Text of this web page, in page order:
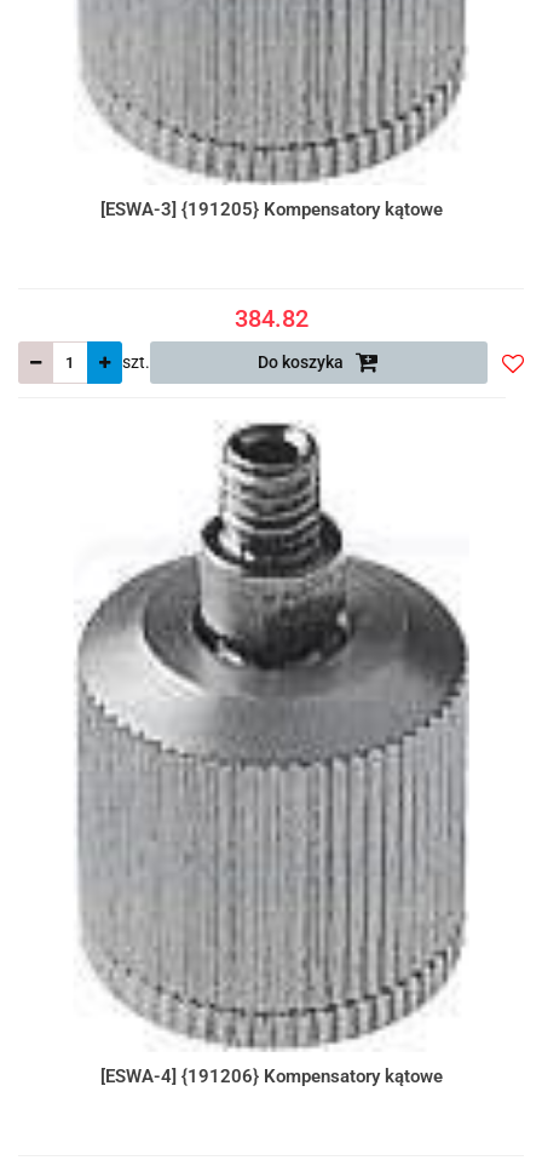
[ESWA-3] {191205} Kompensatory kątowe
384.82
szt. Do koszyka
[ESWA-4] {191206} Kompensatory kątowe